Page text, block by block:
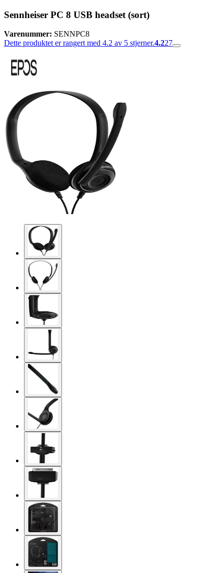
Sennheiser PC 8 USB headset (sort)
Varenummer: SENNPC8
Dette produktet er rangert med 4.2 av 5 stjerner.4.227